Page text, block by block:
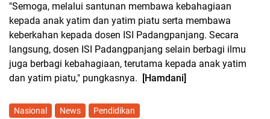
"Semoga, melalui santunan membawa kebahagiaan
kepada anak yatim dan yatim piatu serta membawa
keberkahan kepada dosen ISI Padangpanjang. Secara
langsung, dosen ISI Padangpanjang selain berbagi ilmu
juga berbagi kebahagiaan, terutama kepada anak yatim
dan yatim piatu," pungkasnya.
[Hamdani]
Nasional News Pendidikan